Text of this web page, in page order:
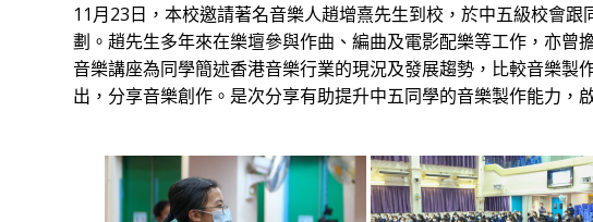
11月23日，本校邀請著名音樂人趙增熹先生到校，於中五級校會
劃。趙先生多年來在樂壇參與作曲、編曲及電影配樂等工作，亦曾
音樂講座為同學簡述香港音樂行業的現況及發展趨勢，比較音樂製
出，分享音樂創作。是次分享有助提升中五同學的音樂製作能力，